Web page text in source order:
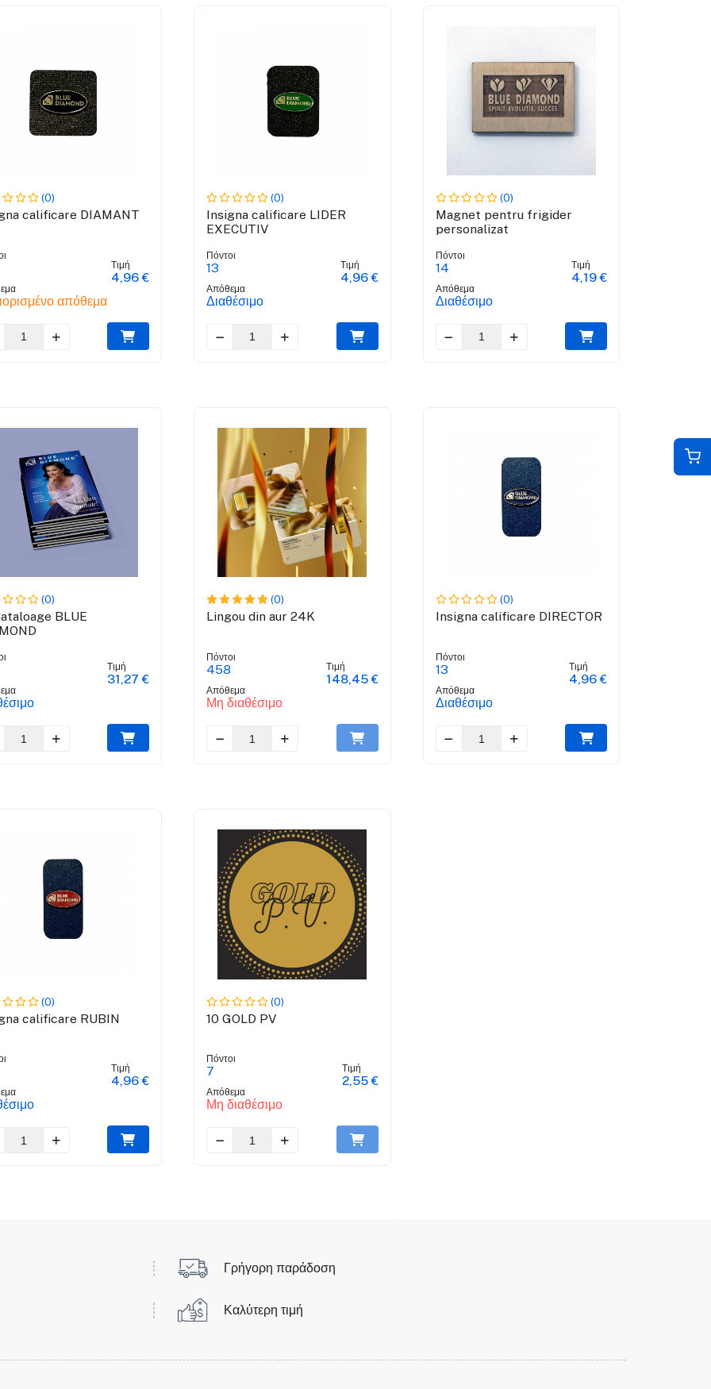
(0)
calificare DIAMANT
απόθεμα
Τιμή
4,96 €
(0)
Insigna calificare LIDER
EXECUTIV
Πόντοι
13
Απόθεμα
Διαθέσιμο
Τιμή
4,96 €
(0)
Magnet pentru frigider
personalizat
Πόντοι
14
Απόθεμα
Διαθέσιμο
Τιμή
4,19 €
(0)
BLUE
Τιμή
31,27 €
(0)
Lingou din aur 24K
Πόντοι
458
Απόθεμα
Μη διαθέσιμο
Τιμή
148,45 €
(0)
Insigna calificare DIRECTOR
Πόντοι
13
Απόθεμα
Διαθέσιμο
Τιμή
4,96 €
(0)
calificare RUBIN
Τιμή
4,96 €
(0)
10 GOLD PV
Πόντοι
7
Απόθεμα
Μη διαθέσιμο
Τιμή
2,55 €
Γρήγορη παράδοση
Καλύτερη τιμή